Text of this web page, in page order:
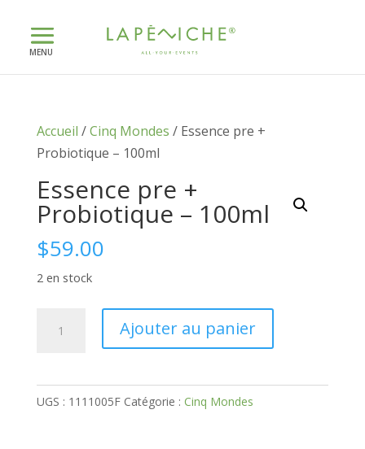
Accueil /Cinq Mondes / Essence pre +
Probiotique – 100ml
Essence pre +
Probiotique – 100ml
$59.00
2 en stock
pre
+
Ajouter au panier
UGS : 1111005F Catégorie : Cinq Mondes